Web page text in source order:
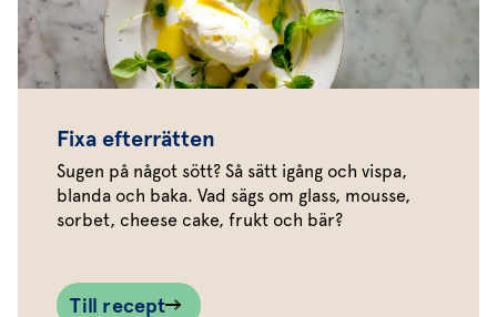
Fixa efterrätten
Sugen på något sött? Så sätt igång och vispa,
blanda och baka. Vad sägs om glass, mousse,
sorbet, cheese cake, frukt och bär?
Till recept